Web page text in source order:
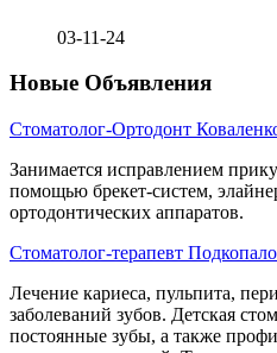
03-11-24
Новые Объявления
Стоматолог-Ортодонт
Занимается исправлением
помощью брекет-систем,
ортодонтических аппаратов.
Стоматолог-терапевт
Лечение кариеса, пульпита,
заболеваний зубов. Детская
постоянные зубы, а также